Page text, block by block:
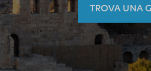
TROVA UNA